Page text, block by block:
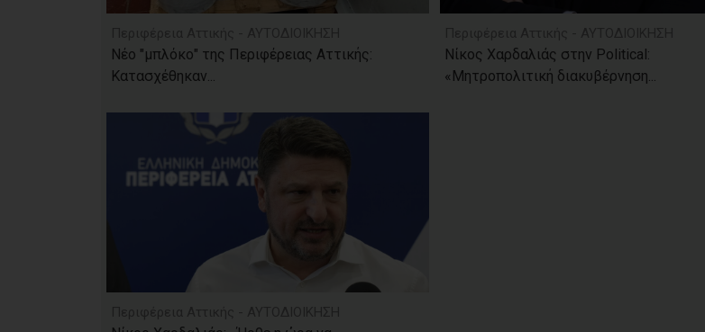
Νέο "μπλόκο" της Περιφέρειας Αττικής:
Κατασχέθηκαν...
Νίκος Χαρδαλιάς στην Political:
«Μητροπολιτική διακυβέρνηση...